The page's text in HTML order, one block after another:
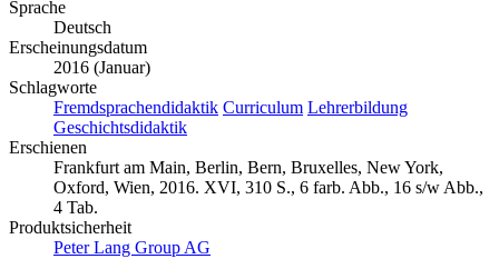
Sprache
Deutsch
Erscheinungsdatum
2016 (Januar)
Schlagworte
Fremdsprachendidaktik Curriculum Lehrerbildung
Geschichtsdidaktik
Erschienen
Frankfurt am Main, Berlin, Bern, Bruxelles, New York,
Oxford, Wien, 2016. XVI, 310 S., 6 farb. Abb., 16 s/w Abb.,
4 Tab.
Produktsicherheit
Peter Lang Group AG